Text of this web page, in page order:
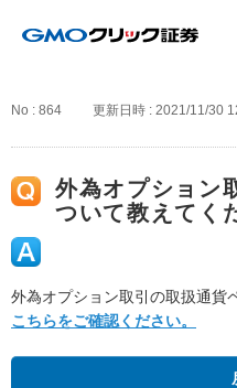
No : 864 更新日時 : 2021/11/30
外為オプション
ついて教えてく
外為オプション取引の取扱通貨
こちらをご確認ください。